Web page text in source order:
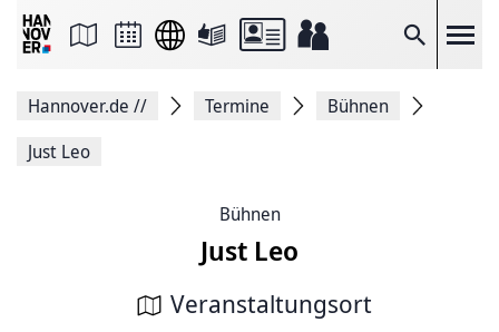
Suche
Seite
Facebook
Hannover.de // Termine
Bühnen
Just Leo
Bühnen
Just Leo
Veranstaltungsort